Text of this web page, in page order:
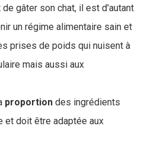
gâter son chat, il est d'autant
un régime alimentaire sain et
prises de poids qui nuisent à
mais aussi aux
proportion des ingrédients
et doit être adaptée aux